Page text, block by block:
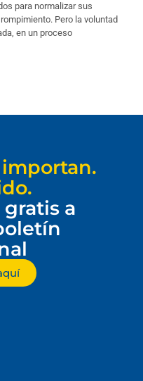
para normalizar sus
Pero la voluntad
en un proceso
a